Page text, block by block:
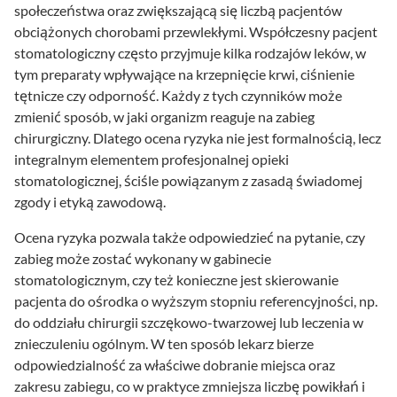
społeczeństwa oraz zwiększającą się liczbą pacjentów
obciążonych chorobami przewlekłymi. Współczesny pacjent
stomatologiczny często przyjmuje kilka rodzajów leków, w
tym preparaty wpływające na krzepnięcie krwi, ciśnienie
tętnicze czy odporność. Każdy z tych czynników może
zmienić sposób, w jaki organizm reaguje na zabieg
chirurgiczny. Dlatego ocena ryzyka nie jest formalnością, lecz
integralnym elementem profesjonalnej opieki
stomatologicznej, ściśle powiązanym z zasadą świadomej
zgody i etyką zawodową.
Ocena ryzyka pozwala także odpowiedzieć na pytanie, czy
zabieg może zostać wykonany w gabinecie
stomatologicznym, czy też konieczne jest skierowanie
pacjenta do ośrodka o wyższym stopniu referencyjności, np.
do oddziału chirurgii szczękowo-twarzowej lub leczenia w
znieczuleniu ogólnym. W ten sposób lekarz bierze
odpowiedzialność za właściwe dobranie miejsca oraz
zakresu zabiegu, co w praktyce zmniejsza liczbę powikłań i